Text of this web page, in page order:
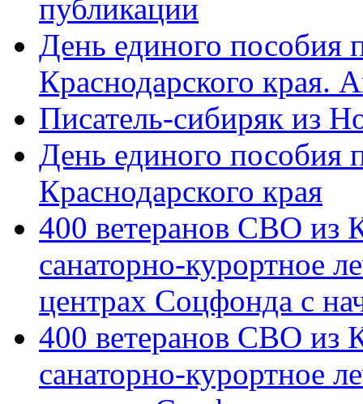
публикации
День единого пособия
Краснодарского края.
Писатель-сибиряк из
День единого пособия
Краснодарского края
400 ветеранов СВО из
санаторно-курортное
центрах Соцфонда с
400 ветеранов СВО из
санаторно-курортное